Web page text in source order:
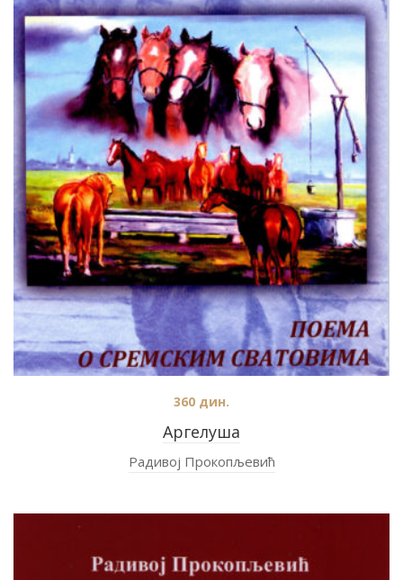
Аргелуша
360 дин.
Радивој Прокопљевић